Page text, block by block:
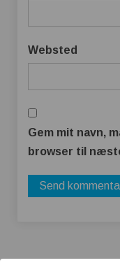
Websted
Gem mit navn,
browser til